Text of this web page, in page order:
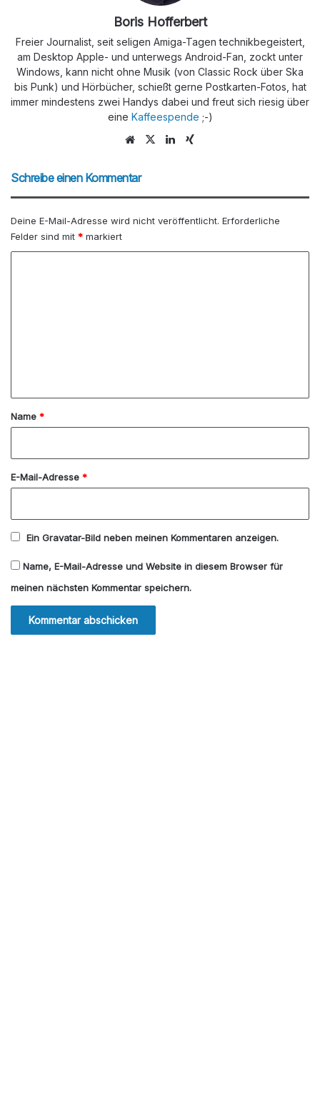
Boris Hofferbert
Freier Journalist, seit seligen Amiga-Tagen technikbegeistert,
am Desktop Apple- und unterwegs Android-Fan, zockt unter
Windows, kann nicht ohne Musik (von Classic Rock über Ska
bis Punk) und Hörbücher, schießt gerne Postkarten-Fotos, hat
immer mindestens zwei Handys dabei und freut sich riesig über
eine Kaffeespende ;-)
Webseite
X LinkedIn
Schreibe einen Kommentar
Deine E-Mail-Adresse wird nicht veröffentlicht. Erforderliche
Felder sind mit * markiert
a
Name *
E-Mail-Adresse *
Ein Gravatar-Bild neben meinen Kommentaren anzeigen.
Name, E-Mail-Adresse und Website in diesem Browser für
meinen nächsten Kommentar speichern.